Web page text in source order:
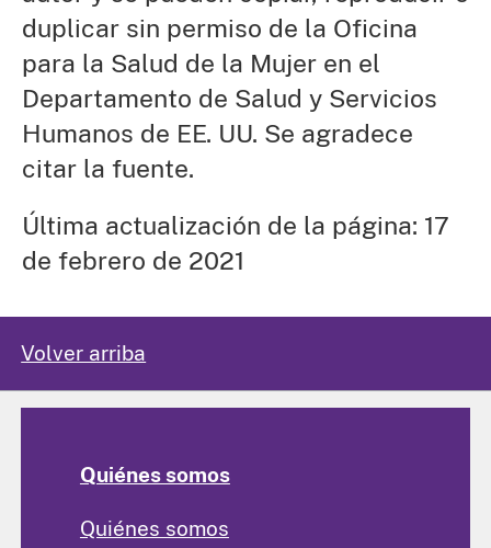
duplicar sin permiso de la Oficina
para la Salud de la Mujer en el
Departamento de Salud y Servicios
Humanos de EE. UU. Se agradece
citar la fuente.
Última actualización de la página: 17
de febrero de 2021
Volver arriba
Quiénes somos
Quiénes somos